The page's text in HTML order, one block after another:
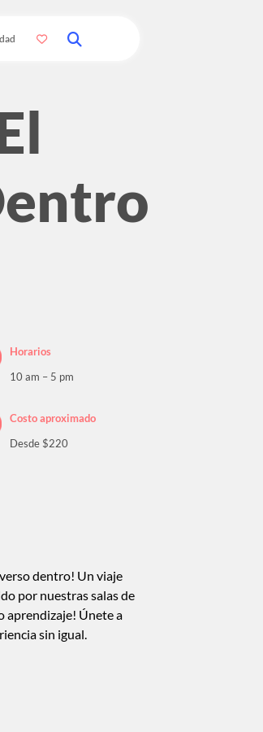
Horarios
10 am – 5 pm
Costo aproximado
Desde $220
dentro! Un viaje
por nuestras salas de
aprendizaje! Únete a
sin igual.